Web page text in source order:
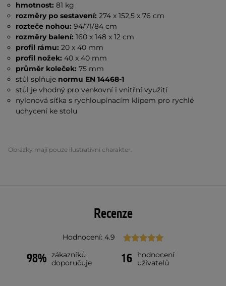
hmotnost:81 kg
rozměry po sestavení: 274 x 152,5 x 76 cm
rozteče nohou: 94/71/84 cm
rozměry balení: 160 x 148 x 12 cm
profil rámu:20 x 40 mm
profil nožek:40 x 40 mm
průměr koleček: 75 mm
stůl splňuje normu EN 14468-1
stůl je vhodný pro venkovní i vnitřní využití
nylonová síťka s rychloupínacím klipem pro rychlé
uchycení ke stolu
Obrázky mají pouze ilustrativní charakter.
Recenze
Hodnocení: 4.9
98% zákazníků
doporučuje
16
hodnocení
uživatelů